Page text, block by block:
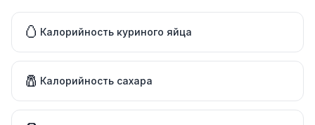
🥚 Калорийность куриного яйца
🧂 Калорийность сахара